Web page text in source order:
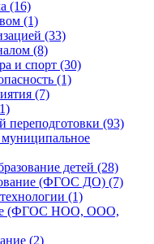
(16)
(1)
(33)
(8)
и спорт (30)
(1)
(7)
переподготовки (93)
муниципальное
детей (28)
(ФГОС ДО) (7)
(1)
(ФГОС НОО, ООО,
(2)